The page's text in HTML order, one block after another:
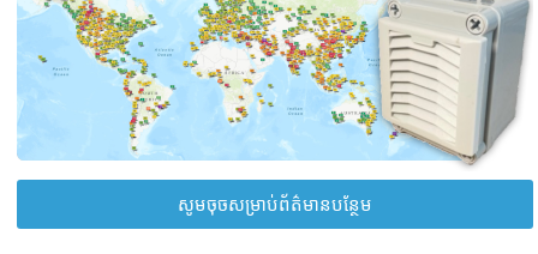
សូមចុចសម្រាប់ព័ត៌មានបន្ថែម